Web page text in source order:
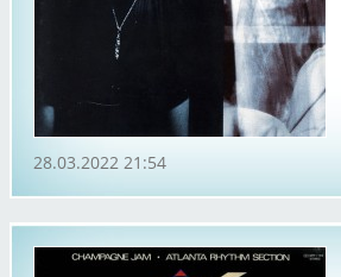
28.03.2022 21:54